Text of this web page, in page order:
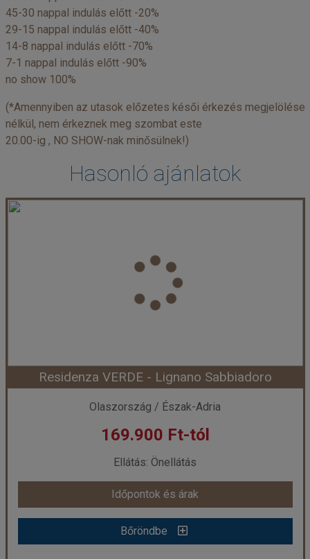
45-30 nappal indulás előtt -20%
29-15 nappal indulás előtt -40%
14-8 nappal indulás előtt -70%
7-1 nappal indulás előtt -90%
no show 100%
(*Amennyiben az utasok előzetes késői érkezés megjelölése
nélkül, nem érkeznek meg szombat este
20.00-ig , NO SHOW-nak minősülnek!)
Hasonló ajánlatok
Residenza VERDE - Lignano Sabbiadoro
Olaszország / Észak-Adria
169.900 Ft-tól
Ellátás: Önellátás
Időpontok és árak
Bőröndbe